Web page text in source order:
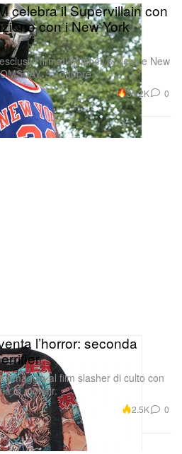
celebra il Supervillain con
con i New York
firmati Mitchell & Ness e New
31 ottobre.
30.2K 0
l’horror: seconda
omaggio al film slasher di culto con
in mohair.
2.5K 0